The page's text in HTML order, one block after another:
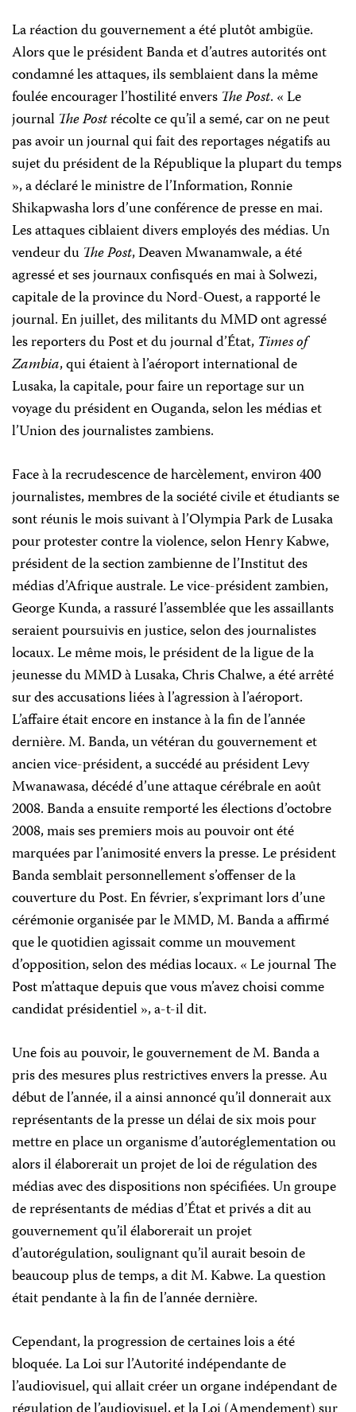
La réaction du gouvernement a été plutôt ambigüe.
Alors que le président Banda et d’autres autorités ont
condamné les attaques, ils semblaient dans la même
foulée encourager l’hostilité envers The Post. « Le
journal The Postrécolte ce qu’il a semé, car on ne peut
pas avoir un journal qui fait des reportages négatifs au
sujet du président de la République la plupart du temps
», a déclaré le ministre de l’Information, Ronnie
Shikapwasha lors d’une conférence de presse en mai.
Les attaques ciblaient divers employés des médias. Un
vendeur du The Post, Deaven Mwanamwale, a été
agressé et ses journaux confisqués en mai à Solwezi,
capitale de la province du Nord-Ouest, a rapporté le
journal. En juillet, des militants du MMD ont agressé
les reporters du Post et du journal d’État, Times of
Zambia, qui étaient à l’aéroport international de
Lusaka, la capitale, pour faire un reportage sur un
voyage du président en Ouganda, selon les médias et
l’Union des journalistes zambiens.
Face à la recrudescence de harcèlement, environ 400
journalistes, membres de la société civile et étudiants se
sont réunis le mois suivant à l’Olympia Park de Lusaka
pour protester contre la violence, selon Henry Kabwe,
président de la section zambienne de l’Institut des
médias d’Afrique australe. Le vice-président zambien,
George Kunda, a rassuré l’assemblée que les assaillants
seraient poursuivis en justice, selon des journalistes
locaux. Le même mois, le président de la ligue de la
jeunesse du MMD à Lusaka, Chris Chalwe, a été arrêté
sur des accusations liées à l’agression à l’aéroport.
L’affaire était encore en instance à la fin de l’année
dernière. M. Banda, un vétéran du gouvernement et
ancien vice-président, a succédé au président Levy
Mwanawasa, décédé d’une attaque cérébrale en août
2008. Banda a ensuite remporté les élections d’octobre
2008, mais ses premiers mois au pouvoir ont été
marquées par l’animosité envers la presse. Le président
Banda semblait personnellement s’offenser de la
couverture du Post. En février, s’exprimant lors d’une
cérémonie organisée par le MMD, M. Banda a affirmé
que le quotidien agissait comme un mouvement
d’opposition, selon des médias locaux. « Le journal The
Post m’attaque depuis que vous m’avez choisi comme
candidat présidentiel », a-t-il dit.
Une fois au pouvoir, le gouvernement de M. Banda a
pris des mesures plus restrictives envers la presse. Au
début de l’année, il a ainsi annoncé qu’il donnerait aux
représentants de la presse un délai de six mois pour
mettre en place un organisme d’autoréglementation ou
alors il élaborerait un projet de loi de régulation des
médias avec des dispositions non spécifiées. Un groupe
de représentants de médias d’État et privés a dit au
gouvernement qu’il élaborerait un projet
d’autorégulation, soulignant qu’il aurait besoin de
beaucoup plus de temps, a dit M. Kabwe. La question
était pendante à la fin de l’année dernière.
Cependant, la progression de certaines lois a été
bloquée. La Loi sur l’Autorité indépendante de
l’audiovisuel, qui allait créer un organe indépendant de